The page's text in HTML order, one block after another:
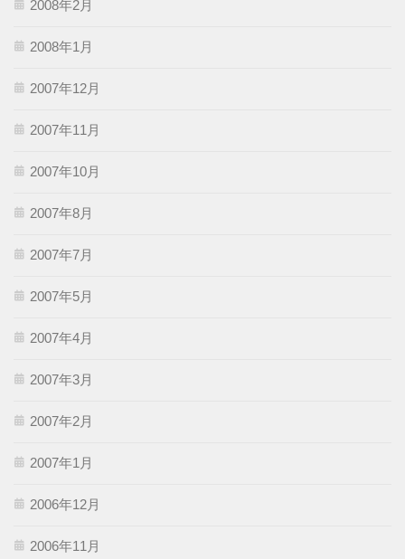
2008年2月
2008年1月
2007年12月
2007年11月
2007年10月
2007年8月
2007年7月
2007年5月
2007年4月
2007年3月
2007年2月
2007年1月
2006年12月
2006年11月